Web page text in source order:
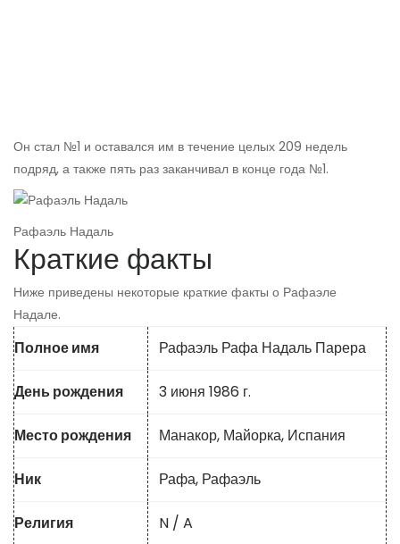
Он стал №1 и оставался им в течение целых 209 недель
подряд, а также пять раз заканчивал в конце года №1.
Рафаэль Надаль
Краткие факты
Ниже приведены некоторые краткие факты о Рафаэле
Надале.
Полное имя Рафаэль Рафа Надаль Парера
День рождения 3 июня 1986 г.
Место рождения Манакор, Майорка, Испания
Ник Рафа, Рафаэль
Религия N / A